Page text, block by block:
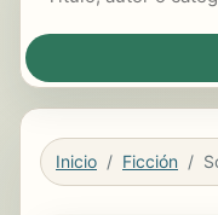
Inicio Ficción